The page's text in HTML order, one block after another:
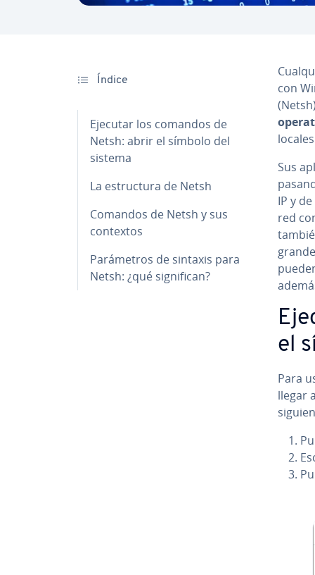
Índice
Ejecutar los comandos de
Netsh: abrir el símbolo del
sistema
La es­tru­c­tu­ra de Netsh
Comandos de Netsh y sus
contextos
Pa­rá­me­tros de sintaxis para
Netsh: ¿qué si­g­ni­fi­can?
con
Sus
IP y
red
el
Para
llegar